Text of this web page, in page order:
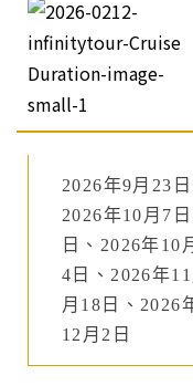
2026年9月23
2026年10月7
日、2026年10
4日、2026年
月18日、2026
12月2日